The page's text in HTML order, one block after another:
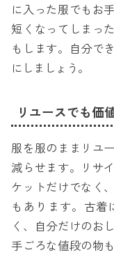
に入った服でもお
短くなってしまっ
もします。自分で
にしましょう。
リユースでも価
服を服のままリユ
減らせます。リサ
ケットだけでなく
もあります。古着
く、自分だけのお
手ごろな値段の物